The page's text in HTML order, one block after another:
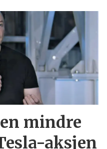
mindre
aksjen